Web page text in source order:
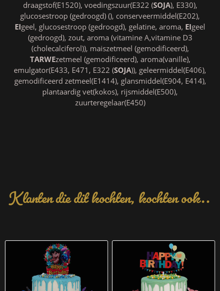
draagstof(E1520), voedingszuur(E322 (SOJA), E330),
glucosestroop (gedroogd) (), conserveermiddel(E202),
EIgeel, glucosestroop (gedroogd), gelatine, aroma, EIgeel
(gedroogd), zout, aroma (vitamine A,vitamine D3
(cholecalciferol)), maiszetmeel (gemodificeerd),
TARWEzetmeel (gemodificeerd), aroma(vanille),
emulgator(E433, E471, E322 (SOJA)), geleermiddel(E406),
gemodificeerd zetmeel(E1414), glansmiddel(E904, E414),
plantaardig vet(kokos), rijsmiddel(E500),
zuurteregelaar(E450)
Klanten die dit kochten, kochten ook..